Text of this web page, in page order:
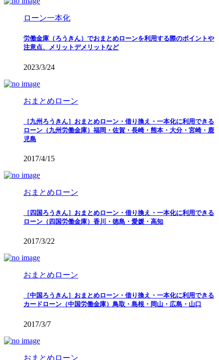
ローン一本化
労働金庫（ろうきん）でおまとめローンを利用する際のポイントや
注意点、メリットデメリットなど
2023/3/24
おまとめローン
［九州ろうきん］おまとめローン・借り換え・一本化に利用できる
ローン（九州労働金庫）福岡・佐賀・長崎・熊本・大分・宮崎・鹿
児島
2017/4/15
おまとめローン
［四国ろうきん］おまとめローン・借り換え・一本化に利用できる
ローン（四国労働金庫）香川・徳島・愛媛・高知
2017/3/22
おまとめローン
［中国ろうきん］おまとめローン・借り換え・一本化に利用できる
カードローン（中国労働金庫）鳥取・島根・岡山・広島・山口
2017/3/7
おまとめローン